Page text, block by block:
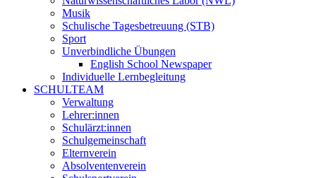
Musik
Schulische Tagesbetreuung (STB)
Sport
Unverbindliche Übungen
English School Newspaper
Individuelle Lernbegleitung
SCHULTEAM
Verwaltung
Lehrer:innen
Schulärzt:innen
Schulgemeinschaft
Elternverein
Absolventenverein